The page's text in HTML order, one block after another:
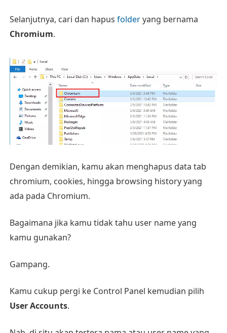
Selanjutnya, cari dan hapus folderyang bernama
Chromium.
Dengan demikian, kamu akan menghapus data tab
chromium, cookies, hingga browsing history yang
ada pada Chromium.
Bagaimana jika kamu tidak tahu user name yang
kamu gunakan?
Gampang.
Kamu cukup pergi ke Control Panel kemudian pilih
User Accounts.